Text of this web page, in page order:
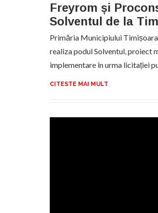
Freyrom și
Solventul de la
Primăria Municipiului
realiza podul Solventul, proiect
implementare în urma licitației
CITESTE MAI MULT